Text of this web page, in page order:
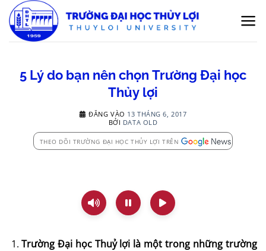
qua
nội
5 Lý do bạn nên chọn Trường Đại học
Thủy lợi
ĐĂNG VÀO 13 THÁNG 6, 2017
BỞI DATA OLD
THEO DÕI TRƯỜNG ĐẠI HỌC THỦY LỢI TRÊN
Trường Đại học Thuỷ lợi là một trong những trường